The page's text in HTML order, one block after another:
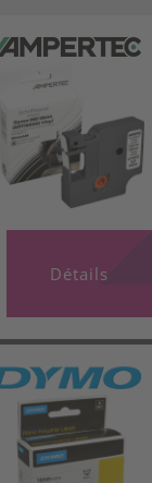
Détails